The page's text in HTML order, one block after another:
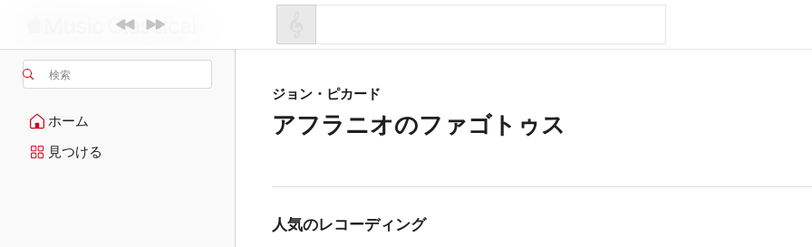
検索
ホーム
見つける
ジョン・ピカード
アフラニオのファゴトゥス
人気のレコーディング